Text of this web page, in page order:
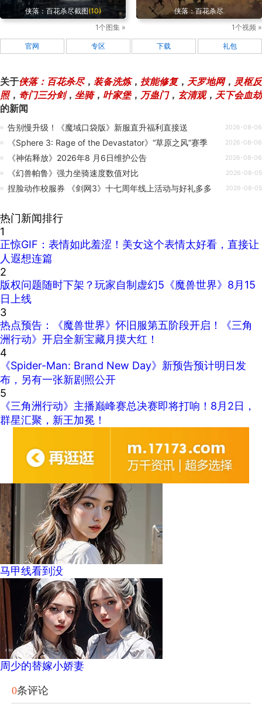
侠落：百花杀尽截图(10)
1个图集 »
侠落：百花杀尽
1个视频 »
官网 专区 下载 礼包
关于侠落：百花杀尽， 装备洗炼， 技能修复， 天罗地网， 灵枢反
照， 奇门三分剑， 坐骑， 叶家堡， 万蛊门， 玄清观， 天下会血劫
的新闻
告别慢升级！《魔域口袋版》新服直升福利直接送 2026-08-06
《Sphere 3: Rage of the Devastator》“草原之风”赛季 2026-08-06
《神佑释放》2026年8 月6日维护公告 2026-08-06
《幻兽帕鲁》强力坐骑速度数值对比 2026-08-05
捏脸动作校服券 《剑网3》十七周年线上活动与好礼多多 2026-08-05
热门新闻排行
1
正惊GIF：表情如此羞涩！美女这个表情太好看，直接让
人遐想连篇
2
版权问题随时下架？玩家自制虚幻5《魔兽世界》8月15
日上线
3
热点预告：《魔兽世界》怀旧服第五阶段开启！《三角
洲行动》开启全新宝藏月摸大红！
4
《Spider-Man: Brand New Day》新预告预计明日发
布，另有一张新剧照公开
5
《三角洲行动》主播巅峰赛总决赛即将打响！8月2日，
群星汇聚，新王加冕！
马甲线看到没
周少的替嫁小娇妻
0条评论